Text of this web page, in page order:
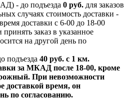
- до подъезда 0 руб. для заказов
случаях стоимость доставки -
доставки с 6-00 до 18-00
заказ в указанное
на другой день по
подъезда 40 руб. с 1 км.
за МКАД после 18-00, кроме
При невозможности
доставкой время, он
по согласованию.